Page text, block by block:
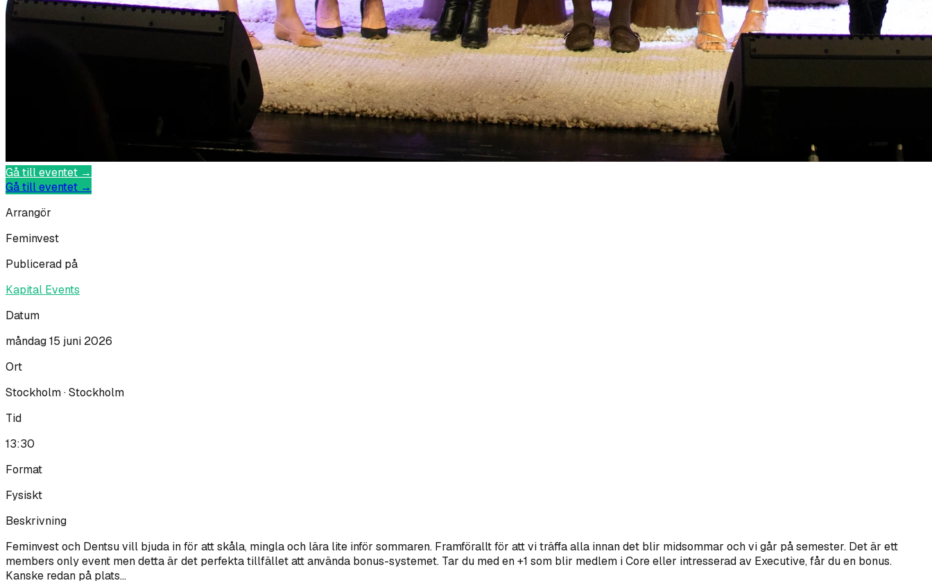
Gå till eventet →
Gå till eventet →
Arrangör
Feminvest
Publicerad på
Kapital Events
Datum
måndag 15 juni 2026
Ort
Stockholm · Stockholm
Tid
13:30
Format
Fysiskt
Beskrivning
Feminvest och Dentsu vill bjuda in för att skåla, mingla och lära lite inför sommaren. Framförallt för att vi träffa alla innan det blir midsommar och vi går på semester. Det är ett
members only event men detta är det perfekta tillfället att använda bonus-systemet. Tar du med en +1 som blir medlem i Core eller intresserad av Executive, får du en bonus.
Kanske redan på plats...